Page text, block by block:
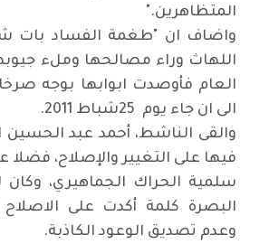
المتظاهرين".
واضاف ان "طغمة الفساد بات
اللهاث وراء مصالحها وملء
العام فأوصدت ابوابها بوجه
الى ان جاء يوم 25شباط 2011
.
والقى الناشط، أحمد عبد الحسين
فيها على التغيير والإصلاح، فضلا
سلمية الحراك الجماهيري،
البصرة كلمة أكدت على الاصلاح
وعدم تصديق الوعود الكاذبة.